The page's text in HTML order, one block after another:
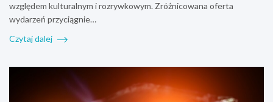
względem kulturalnym i rozrywkowym. Zróżnicowana oferta
wydarzeń przyciągnie…
Czytaj dalej